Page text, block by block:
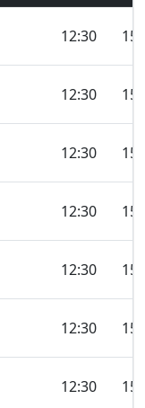
12:30
12:30
12:30
12:30
12:30
12:30
12:30